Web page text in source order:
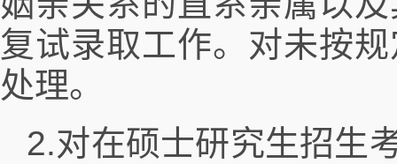
复试录取工作。对未按
处理。
2.对在硕士研究生招生